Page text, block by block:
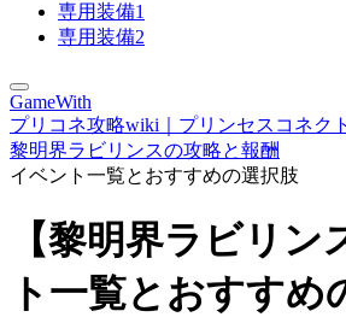
専用装備1
専用装備2
GameWith
プリコネ攻略wiki｜プリンセスコネク
黎明界ラビリンスの攻略と報酬
イベント一覧とおすすめの選択肢
【黎明界ラビリン
ト一覧とおすすめ